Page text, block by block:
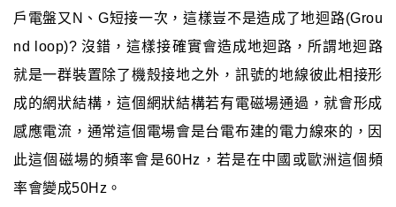
戶電盤又N、G短接一次，這樣豈不是造成了地迴路(Grou
nd loop)? 沒錯，這樣接確實會造成地迴路，所謂地迴路
就是一群裝置除了機殼接地之外，訊號的地線彼此相接形
成的網狀結構，這個網狀結構若有電磁場通過，就會形成
感應電流，通常這個電場會是台電布建的電力線來的，因
此這個磁場的頻率會是60Hz，若是在中國或歐洲這個頻
率會變成50Hz。